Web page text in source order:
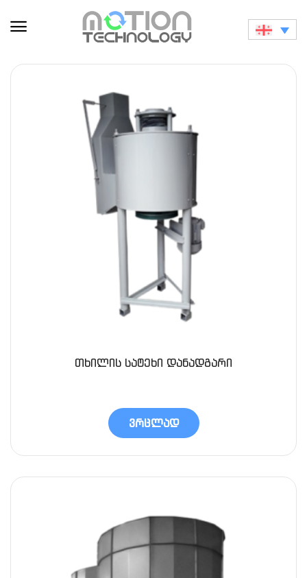
თხილის სატეხი დანადგარი
ვრცლად